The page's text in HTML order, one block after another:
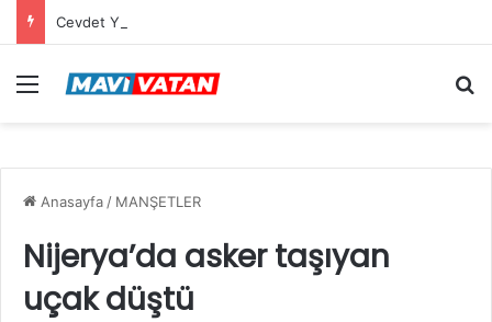
Menü
Anasayfa / MANŞETLER
Nijerya’da asker taşıyan
uçak düştü